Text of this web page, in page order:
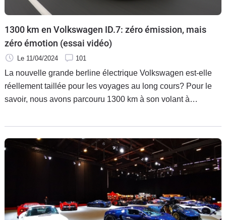
1300 km en Volkswagen ID.7: zéro émission, mais
zéro émotion (essai vidéo)
Le 11/04/2024 101
La nouvelle grande berline électrique Volkswagen est-elle
réellement taillée pour les voyages au long cours? Pour le
savoir, nous avons parcouru 1300 km à son volant à